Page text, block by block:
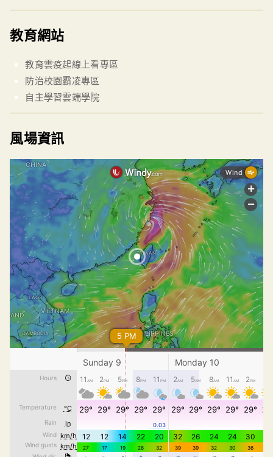
教育網站
教育雲疫起線上看專區
防治校園霸凌專區
自主學習雲端學院
風場資訊